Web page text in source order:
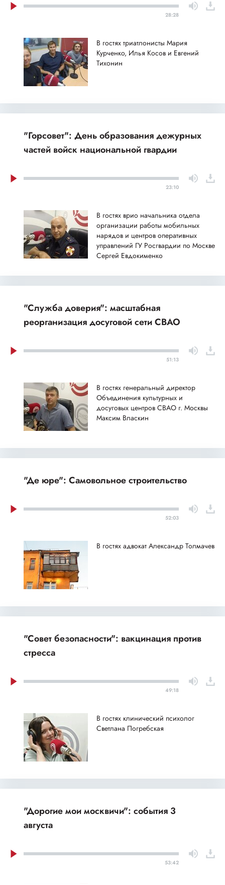
28:28
В гостях триатлонисты Мария
Курченко, Илья Косов и Евгений
Тихонин
"Горсовет": День образования дежурных
частей войск национальной гвардии
23:10
В гостях врио начальника отдела
организации работы мобильных
нарядов и центров оперативных
управлений ГУ Росгвардии по Москве
Сергей Евдокименко
"Служба доверия": масштабная
реорганизация досуговой сети СВАО
51:13
В гостях генеральный директор
Объединения культурных и
досуговых центров СВАО г. Москвы
Максим Власкин
"Де юре": Самовольное строительство
52:03
В гостях адвокат Александр Толмачев
"Совет безопасности": вакцинация против
стресса
49:18
В гостях клинический психолог
Светлана Погребская
"Дорогие мои москвичи": события 3
августа
53:42